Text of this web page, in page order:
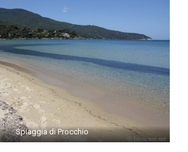
Spiaggia di Procchio